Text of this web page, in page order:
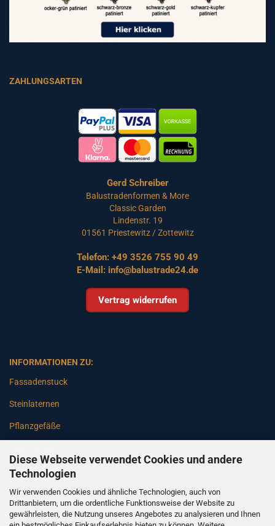
Diese Webseite verwendet Cookies und andere
Technologien
Wir verwenden Cookies und ähnliche Technologien, auch von
Drittanbietern, um die ordentliche Funktionsweise der Website zu
gewährleisten, die Nutzung unseres Angebotes zu analysieren und Ihnen
ZAHLUNGSARTEN
Gerd Schreiber
Balustradenformen & More
Classic Garden
Lindenstr. 19
01561 Priestewitz / Zottewitz
Telefon: +49 3526 755 90 49
E-Mail: info@balustrade24.de
Vertrag widerrufen
INFORMATIONEN ZU:
Fassadenstuck
Steinlaternen
Pflanzgefäße
Gartenbänke
Pfeiler
Gartenbrunnen